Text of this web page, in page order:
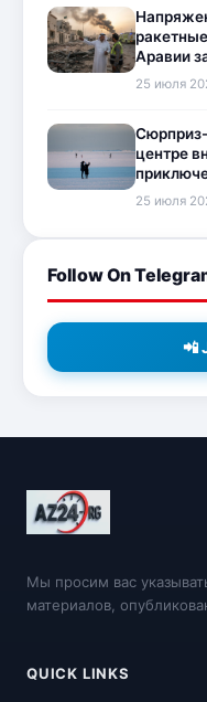
Аравии
25 июля
центре
25 июля
Follow On
📲
Мы просим вас
материалов,
QUICK LINKS